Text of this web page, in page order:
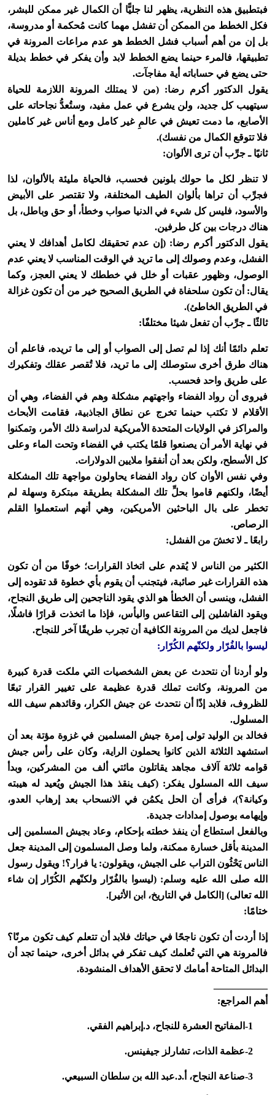
فبتطبيق هذه النظرية، يظهر لنا جليًّا أن الكمال غير ممكن للبشر،
فكل الخطط من الممكن أن تفشل مهما كانت مُحكمة أو مدروسة،
بل إن من أهم أسباب فشل الخطط هو عدم مراعات المرونة في
تطبيقها، فالمرء حينما يضع الخطط لابد وأن يفكر في خطط بديلة
حتى يضع في حساباته أية مفاجآت.
يقول الدكتور أكرم رضا: (من لا يمتلك المرونة اللازمة للحياة
سيتهيب كل جديد، ولن يشرع في عمل مفيد، وستُعدُّ نجاحاته على
الأصابع، ما دمت تعيش في عالمِ غير كامل ومع أناس غير كاملين
فلا تتوقع الكمال من نفسك).
ثانيًا ـ جرِّب أن ترى الألوان:
لا تنظر لكل ما حولك بلونين فحسب، فالحياة مليئة بالألوان، لذا
فجرِّب أن تراها بألوان الطيف المختلفة، ولا تقتصر على الأبيض
والأسود، فليس كل شيء في الدنيا صواب وخطأ، أو حق وباطل، بل
هناك درجات بين كل طرفين.
يقول الدكتور أكرم رضا: (إن عدم تحقيقك لكامل أهدافك لا يعني
الفشل، وعدم وصولك إلى ما تريد في الوقت المناسب لا يعني عدم
الوصول، وظهور عقبات أو خلل في خططك لا يعني العجز، وكما
يقال: أن تكون سلحفاة في الطريق الصحيح خير من أن تكون غزالة
في الطريق الخاطئ).
ثالثًا ـ جرِّب أن تفعل شيئا مختلفًا:
تعلم دائمًا أنك إذا لم تصل إلى الصواب أو إلى ما تريده، فاعلم أن
هناك طرق أخرى ستوصلك إلى ما تريد، فلا تُقصر عقلك وتفكيرك
على طريق واحد فحسب.
فيروى أن رواد الفضاء واجهتهم مشكلة وهم في الفضاء، وهي أن
الأقلام لا تكتب حينما تخرج عن نطاق الجاذبية، فقامت الأبحاث
والمراكز في الولايات المتحدة الأمريكية لدراسة ذلك الأمر، وتمكنوا
في نهاية الأمر أن يصنعوا قلمًا يكتب في الفضاء وتحت الماء وعلى
كل الأسطح، ولكن بعد أن أنفقوا ملايين الدولارات.
وفي نفس الأوان كان رواد الفضاء يحاولون مواجهة تلك المشكلة
أيضًا، ولكنهم قاموا بحلِّ تلك المشكلة بطريقة مبتكرة وسهلة لم
تخطر على بال الباحثين الأمريكين، وهي أنهم استعملوا القلم
الرصاص.
رابعًا ـ لا تخشَ من الفشل:
الكثير من الناس لا يُقدم على اتخاذ القرارات؛ خوفًا من أن تكون
هذه القرارات غير صائبة، فيتجنب أن يقوم بأي خطوة قد تقوده إلى
الفشل، وينسى أن الخطأ هو الذي يقود الناجحين إلى طريق النجاح،
ويقود الفاشلين إلى التقاعس واليأس، فإذا ما اتخذت قرارًا فاشلًا،
فاجعل لديك من المرونة الكافية أن تجرب طريقًا آخر للنجاح.
ليسوا بالفُرّار ولكنّهم الكُرّار:
ولو أردنا أن نتحدث عن بعض الشخصيات التي ملكت قدرة كبيرة
من المرونة، وكانت تملك قدرة عظيمة على تغيير القرار تبعًا
للظروف، فلابد إذًا أن نتحدث عن جيش الكرار، وقائدهم سيف الله
المسلول.
فخالد بن الوليد تولى إمرة جيش المسلمين في غزوة مؤتة بعد أن
استشهد الثلاثة الذين كانوا يحملون الراية، وكان على رأس جيش
قوامه ثلاثة آلاف مجاهد يقاتلون مائتي ألف من المشركين، وبدأ
سيف الله المسلول يفكر: (كيف ينقذ هذا الجيش ويُعيد له هيبته
وكيانة؟)، فرأى أن الحل يكمُن في الانسحاب بعد إرهاب العدو،
وإيهامه بوصول إمدادات جديدة.
وبالفعل استطاع أن ينفذ خطته بإحكام، وعاد بجيش المسلمين إلى
المدينة بأقل خسارة ممكنة، ولما وصل المسلمون إلى المدينة جعل
الناس يَحْثُون التراب على الجيش، ويقولون: يا فرار؟! ويقول رسول
الله صلى الله عليه وسلم: (ليسوا بالفُرّار ولكنّهم الكُرّار إن شاء
الله تعالى) [الكامل في التاريخ، ابن الأثير].
ختامًا:
إذا أردت أن تكون ناجحًا في حياتك فلابد أن تتعلم كيف تكون مرنًا؟
فالمرونة هي التي تُعلمك كيف تفكر في بدائل أخرى، حينما تجد أن
البدائل المتاحة أمامك لا تحقق الأهداف المنشودة.
أهم المراجع:
1-المفاتيح العشرة للنجاح، د.إبراهيم الفقي.
2-عظمة الذات، تشارلز جيفينس.
3-صناعة النجاح، أ.د.عبد الله بن سلطان السبيعي.